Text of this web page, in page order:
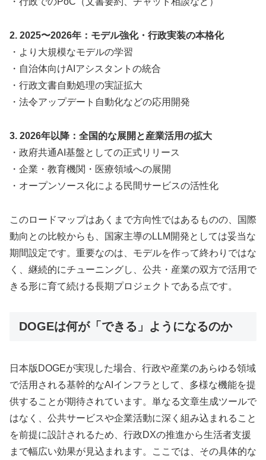
2. 2025〜2026年：モデル強化・行政実装の本格化
・より大規模なモデルの学習
・自治体向けAIアシスタントの統合
・行政文書自動処理の実証拡大
・法令アップデート自動化などの応用開発
3. 2026年以降：全国的な展開と産業活用の拡大
・政府共通AI基盤としての正式リリース
・企業・教育機関・医療領域への展開
・オープンソース化による民間サービスの活性化
このロードマップはあくまで方向性ではあるものの、国際
動向との比較からも、国家主導のLLM開発としては妥当な
期間設定です。重要なのは、モデルを作って終わりではな
く、継続的にチューニングし、公共・産業の双方で活用で
きる形に育て続ける長期プロジェクトである点です。
DOGEは何が「できる」ようになるのか
日本版DOGEが実現した場合、行政や産業のあらゆる領域
で活用される基幹的なAIインフラとして、多様な機能を提
供することが期待されています。単なる文章生成ツールで
はなく、公共サービスや企業活動に深く組み込まれること
を前提に設計されるため、行政DXの推進から生活者支援
まで幅広い効果が見込まれます。ここでは、その具体的な